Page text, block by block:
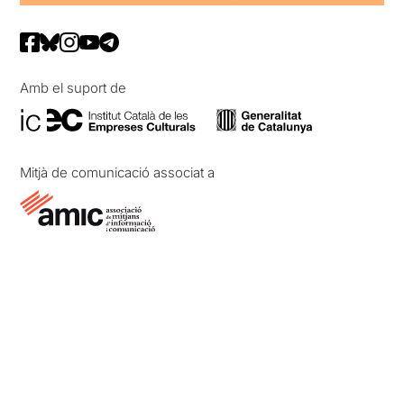
Amb el suport de
Mitjà de comunicació associat a